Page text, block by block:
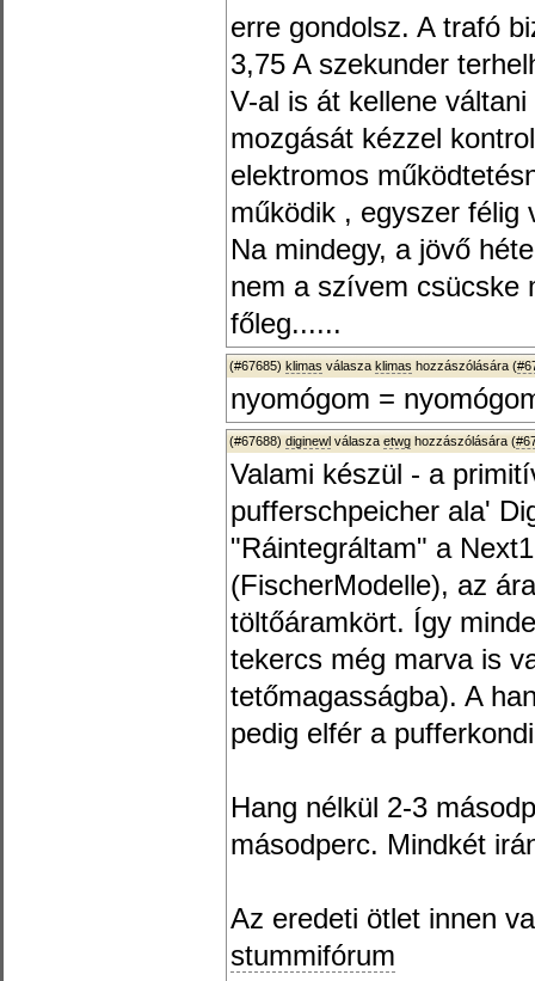
erre gondolsz. A trafó
3,75 A szekunder
V-al is át kellene
mozgását kézzel
elektromos
működik , egyszer félig
Na mindegy, a jövő
nem a szívem csücske
főleg......
(#67685) klimas válasza klimas hozzászólására (
nyomógom =
(#67688) diginewl válasza etwg hozzászólására (
Valami készül - a
pufferschpeicher ala'
"Ráintegráltam" a
(FischerModelle), az
töltőáramkört. Így
tekercs még marva is
tetőmagasságba). A
pedig elfér a
Hang nélkül 2-3
másodperc. Mindkét
Az eredeti ötlet innen
stummifórum